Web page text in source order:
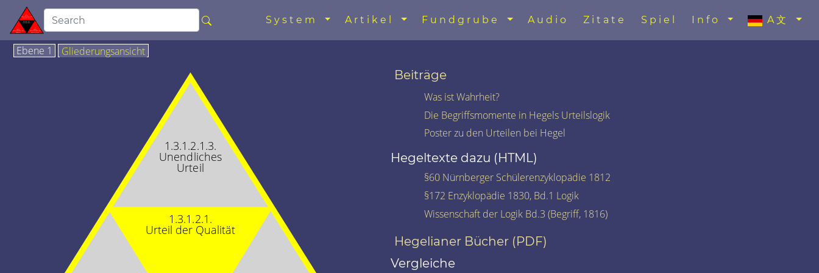
System Artikel Fundgrube Audio Zitate Spiel Info A文
Ebene 1 Gliederungsansicht
1.3.1.2.1.
Urteil der Qualität
1.3.1.2.1.3.
Unendliches
Urteil
Beiträge
Was ist Wahrheit?
Die Begriffsmomente in Hegels Urteilslogik
Poster zu den Urteilen bei Hegel
Hegeltexte dazu (HTML)
§60 Nürnberger Schülerenzyklopädie 1812
§172 Enzyklopädie 1830, Bd.1 Logik
Wissenschaft der Logik Bd.3 (Begriff, 1816)
Hegelianer Bücher (PDF)
Vergleiche